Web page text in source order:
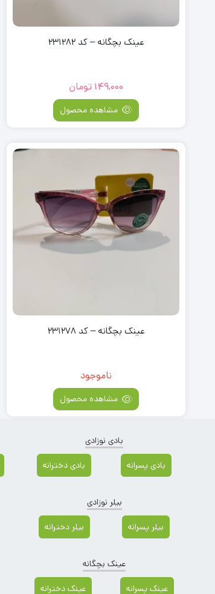
عینک بچگانه – کد 231282
149,000 تومان
مشاهده محصول
عینک بچگانه – کد 231278
ناموجود
مشاهده محصول
بادی نوزادی
بادی پسرانه بادی دخترانه
بیلر نوزادی
بیلر پسرانه بیلر دخترانه
عینک بچگانه
عینک پسرانه عینک دخترانه